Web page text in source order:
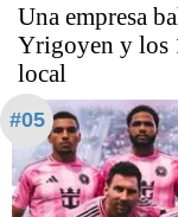
Una empresa
Yrigoyen y los
local
#05